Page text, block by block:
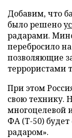
Добавим, что
было решено
радарами.
перебросило
позволяющие
террористами
При этом
свою технику.
многоцелевой
ФА (Т-50)
радаром».